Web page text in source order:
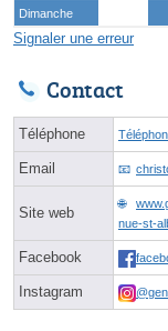
Dimanche
Signaler une erreur
Contact
Téléphone
Email
Site web
nue-st-
Facebook
Instagram